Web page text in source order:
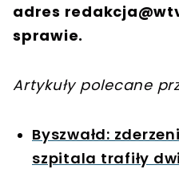
adres
sprawie.
Artykuły polecane
Byszwałd:
szpitala trafiły